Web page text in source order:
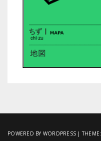
POWERED BY WORDPRESS |THEME: